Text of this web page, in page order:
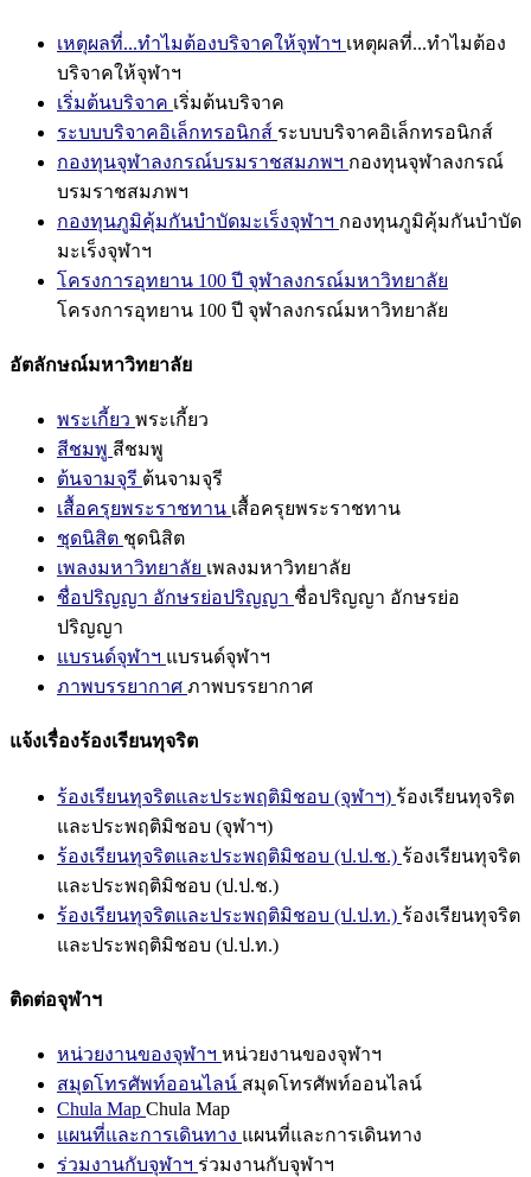
เหตุผลที่...ทำไมต้องบริจาคให้จุฬาฯ เหตุผลที่...ทำไมต้อง
บริจาคให้จุฬาฯ
เริ่มต้นบริจาค เริ่มต้นบริจาค
ระบบบริจาคอิเล็กทรอนิกส์ ระบบบริจาคอิเล็กทรอนิกส์
กองทุนจุฬาลงกรณ์บรมราชสมภพฯ กองทุนจุฬาลงกรณ์
บรมราชสมภพฯ
กองทุนภูมิคุ้มกันบำบัดมะเร็งจุฬาฯ กองทุนภูมิคุ้มกันบำบัด
มะเร็งจุฬาฯ
โครงการอุทยาน 100 ปี จุฬาลงกรณ์มหาวิทยาลัย
โครงการอุทยาน 100 ปี จุฬาลงกรณ์มหาวิทยาลัย
อัตลักษณ์มหาวิทยาลัย
พระเกี้ยว พระเกี้ยว
สีชมพู สีชมพู
ต้นจามจุรี ต้นจามจุรี
เสื้อครุยพระราชทาน เสื้อครุยพระราชทาน
ชุดนิสิต ชุดนิสิต
เพลงมหาวิทยาลัย เพลงมหาวิทยาลัย
ชื่อปริญญา อักษรย่อปริญญา ชื่อปริญญา อักษรย่อ
ปริญญา
แบรนด์จุฬาฯ แบรนด์จุฬาฯ
ภาพบรรยากาศ ภาพบรรยากาศ
แจ้งเรื่องร้องเรียนทุจริต
ร้องเรียนทุจริตและประพฤติมิชอบ (จุฬาฯ) ร้องเรียนทุจริต
และประพฤติมิชอบ (จุฬาฯ)
ร้องเรียนทุจริตและประพฤติมิชอบ (ป.ป.ช.) ร้องเรียนทุจริต
และประพฤติมิชอบ (ป.ป.ช.)
ร้องเรียนทุจริตและประพฤติมิชอบ (ป.ป.ท.) ร้องเรียนทุจริต
และประพฤติมิชอบ (ป.ป.ท.)
ติดต่อจุฬาฯ
หน่วยงานของจุฬาฯ หน่วยงานของจุฬาฯ
สมุดโทรศัพท์ออนไลน์ สมุดโทรศัพท์ออนไลน์
Chula Map Chula Map
แผนที่และการเดินทาง แผนที่และการเดินทาง
ร่วมงานกับจุฬาฯ ร่วมงานกับจุฬาฯ